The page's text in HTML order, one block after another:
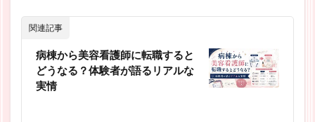
関連記事
病棟から美容看護師に転職すると
どうなる？体験者が語るリアルな
実情